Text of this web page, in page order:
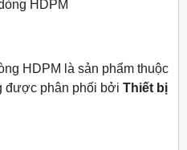
HDPM
HDPM là sản phẩm thuộc
được phân phối bởi Thiết bị